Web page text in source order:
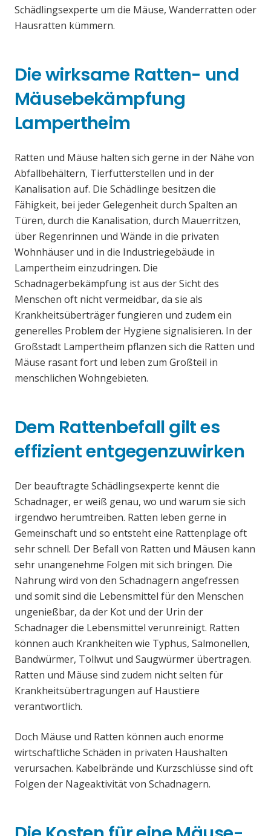
Schädlingsexperte um die Mäuse, Wanderratten oder
Hausratten kümmern.
Die wirksame Ratten- und
Mäusebekämpfung
Lampertheim
Ratten und Mäuse halten sich gerne in der Nähe von
Abfallbehältern, Tierfutterstellen und in der
Kanalisation auf. Die Schädlinge besitzen die
Fähigkeit, bei jeder Gelegenheit durch Spalten an
Türen, durch die Kanalisation, durch Mauerritzen,
über Regenrinnen und Wände in die privaten
Wohnhäuser und in die Industriegebäude in
Lampertheim einzudringen. Die
Schadnagerbekämpfung ist aus der Sicht des
Menschen oft nicht vermeidbar, da sie als
Krankheitsüberträger fungieren und zudem ein
generelles Problem der Hygiene signalisieren. In der
Großstadt Lampertheim pflanzen sich die Ratten und
Mäuse rasant fort und leben zum Großteil in
menschlichen Wohngebieten.
Dem Rattenbefall gilt es
effizient entgegenzuwirken
Der beauftragte Schädlingsexperte kennt die
Schadnager, er weiß genau, wo und warum sie sich
irgendwo herumtreiben. Ratten leben gerne in
Gemeinschaft und so entsteht eine Rattenplage oft
sehr schnell. Der Befall von Ratten und Mäusen kann
sehr unangenehme Folgen mit sich bringen. Die
Nahrung wird von den Schadnagern angefressen
und somit sind die Lebensmittel für den Menschen
ungenießbar, da der Kot und der Urin der
Schadnager die Lebensmittel verunreinigt. Ratten
können auch Krankheiten wie Typhus, Salmonellen,
Bandwürmer, Tollwut und Saugwürmer übertragen.
Ratten und Mäuse sind zudem nicht selten für
Krankheitsübertragungen auf Haustiere
verantwortlich.
Doch Mäuse und Ratten können auch enorme
wirtschaftliche Schäden in privaten Haushalten
verursachen. Kabelbrände und Kurzschlüsse sind oft
Folgen der Nageaktivität von Schadnagern.